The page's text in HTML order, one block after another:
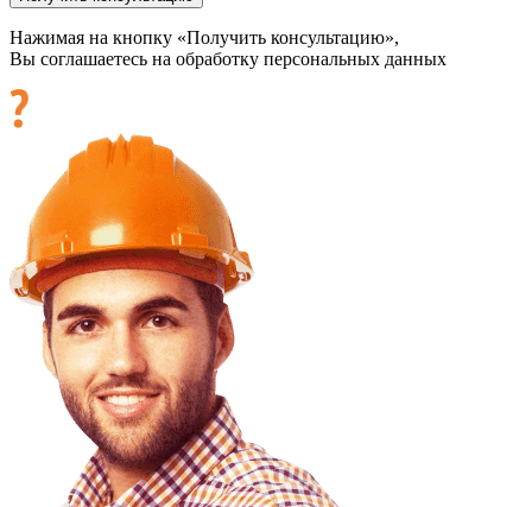
Нажимая на кнопку «Получить консультацию»,
Вы соглашаетесь на обработку персональных данных